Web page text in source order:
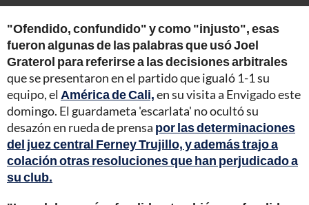
"Ofendido, confundido" y como "injusto", esas
fueron algunas de las palabras que usó Joel
Graterol para referirse a las decisiones arbitrales
que se presentaron en el partido que igualó 1-1 su
equipo, el América de Cali,en su visita a Envigado este
domingo. El guardameta 'escarlata' no ocultó su
desazón en rueda de prensa por las determinaciones
del juez central Ferney Trujillo, y además trajo a
colación otras resoluciones que han perjudicado a
su club.